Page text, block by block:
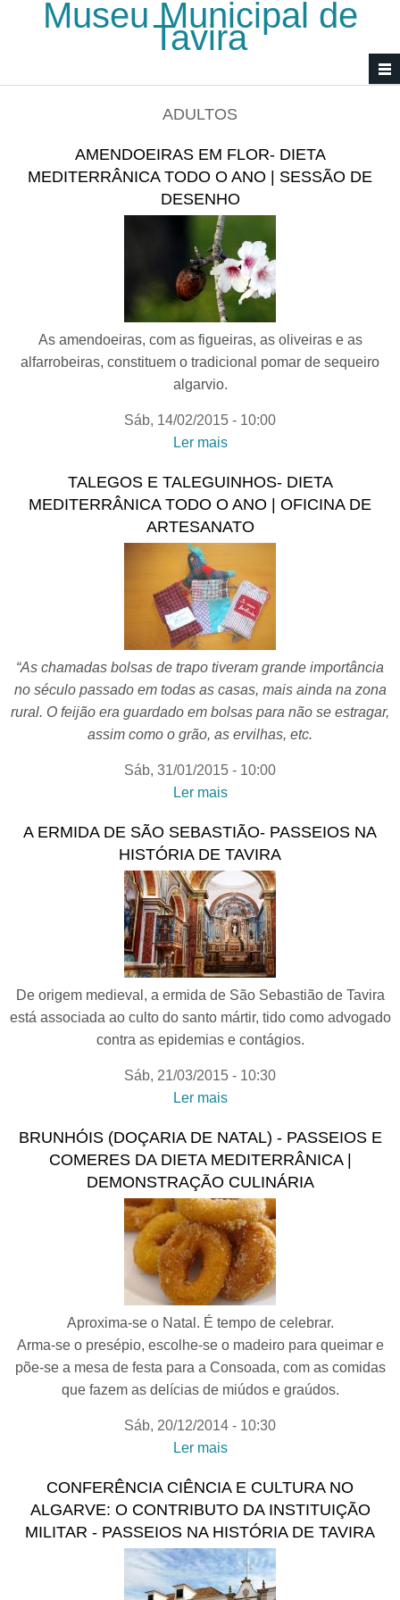
Passar para o conteúdo principal
Museu Municipal de
Tavira
ADULTOS
AMENDOEIRAS EM FLOR- DIETA
MEDITERRÂNICA TODO O ANO | SESSÃO DE
DESENHO
As amendoeiras, com as figueiras, as oliveiras e as
alfarrobeiras, constituem o tradicional pomar de sequeiro
algarvio.
Sáb, 14/02/2015 - 10:00
Ler maisacerca de AMENDOEIRAS
Mediterrânica todo o ano |
sessão de desenho
TALEGOS E TALEGUINHOS- DIETA
MEDITERRÂNICA TODO O ANO | OFICINA DE
ARTESANATO
“As chamadas bolsas de trapo tiveram grande importância
no século passado em todas as casas, mais ainda na zona
rural. O feijão era guardado em bolsas para não se estragar,
assim como o grão, as ervilhas, etc.
Sáb, 31/01/2015 - 10:00
Ler mais
Mediterrânica todo o ano |
oficina de artesanato
A ERMIDA DE SÃO SEBASTIÃO- PASSEIOS NA
HISTÓRIA DE TAVIRA
De origem medieval, a ermida de São Sebastião de Tavira
está associada ao culto do santo mártir, tido como advogado
contra as epidemias e contágios.
Sáb, 21/03/2015 - 10:30
Ler mais
Passeios na História de
Tavira
BRUNHÓIS (DOÇARIA DE NATAL) - PASSEIOS E
COMERES DA DIETA MEDITERRÂNICA |
DEMONSTRAÇÃO CULINÁRIA
Aproxima-se o Natal. É tempo de celebrar.
Arma-se o presépio, escolhe-se o madeiro para queimar e
põe-se a mesa de festa para a Consoada, com as comidas
que fazem as delícias de miúdos e graúdos.
Sáb, 20/12/2014 - 10:30
Ler mais
Passeios e Comeres da
Dieta Mediterrânica |
Demonstração culinária
CONFERÊNCIA CIÊNCIA E CULTURA NO
ALGARVE: O CONTRIBUTO DA INSTITUIÇÃO
MILITAR - PASSEIOS NA HISTÓRIA DE TAVIRA